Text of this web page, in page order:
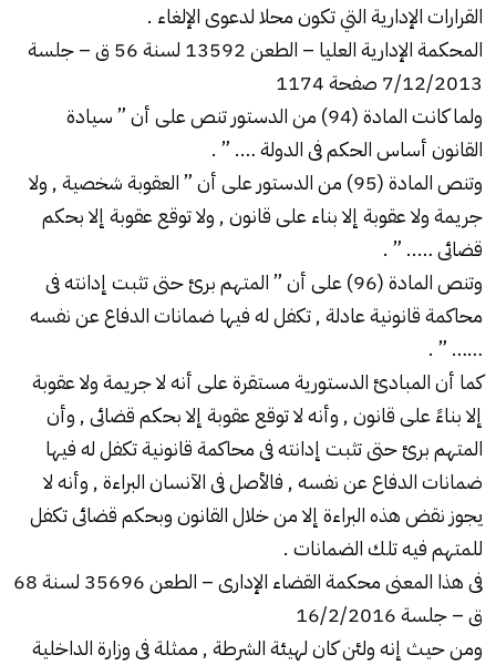
القرارات الإدارية التي تكون محلا لدعوى الإلغاء .
المحكمة الإدارية العليا – الطعن 13592 لسنة 56 ق – جلسة
7/12/2013 صفحة 1174
ولما كانت المادة (94) من الدستور تنص على أن ” سيادة
القانون أساس الحكم فى الدولة …. ” .
وتنص المادة (95) من الدستور على أن ” العقوبة شخصية , ولا
جريمة ولا عقوبة إلا بناء على قانون , ولا توقع عقوبة إلا بحكم
قضائى ….. ” .
وتنص المادة (96) على أن ” المتهم برئ حتى تثبت إدانته فى
محاكمة قانونية عادلة , تكفل له فيها ضمانات الدفاع عن نفسه
…… ” .
كما أن المبادئ الدستورية مستقرة على أنه لا جريمة ولا عقوبة
إلا بناءً على قانون , وأنه لا توقع عقوبة إلا بحكم قضائى , وأن
المتهم برئ حتى تثبت إدانته فى محاكمة قانونية تكفل له فيها
ضمانات الدفاع عن نفسه , فالأصل فى الآنسان البراءة , وأنه لا
يجوز نقض هذه البراءة إلا من خلال القانون وبحكم قضائى تكفل
للمتهم فيه تلك الضمانات .
فى هذا المعنى محكمة القضاء الإدارى – الطعن 35696 لسنة 68
ق – جلسة 16/2/2016
ومن حيث إنه ولئن كان لهيئة الشرطة , ممثلة فى وزارة الداخلية